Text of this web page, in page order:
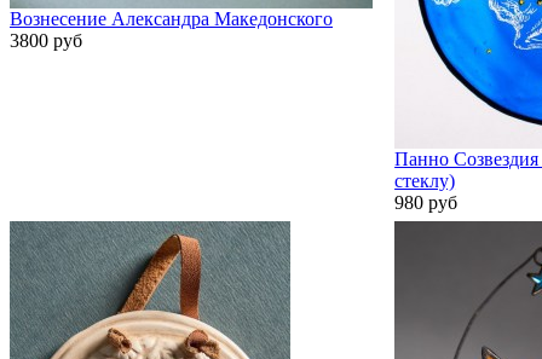
Вознесение Александра Македонского
3800 руб
Панно
стеклу)
980 руб